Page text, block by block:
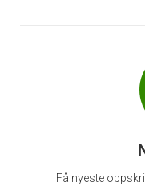
Få nyeste